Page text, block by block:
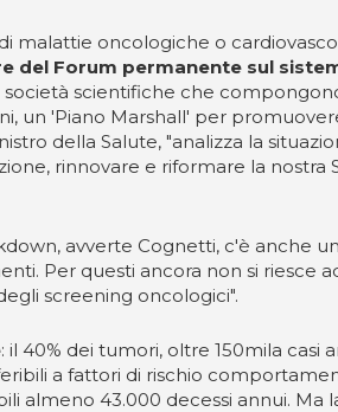
malattie oncologiche o
del Forum permanente sul
società scientifiche che
un 'Piano Marshall' per
della Salute, "analizza la
rinnovare e riformare la nostra
avverte Cognetti, c'è
Per questi ancora non si riesce
screening oncologici".
: il 40% dei tumori, oltre 150mila casi
a fattori di rischio
almeno 43.000 decessi annui.